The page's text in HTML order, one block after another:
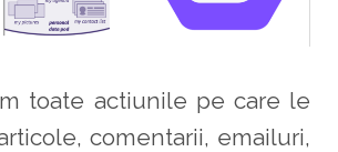
toate actiunile pe care le
comentarii, emailuri,